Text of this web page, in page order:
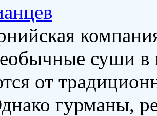
суши
от
гурманы,